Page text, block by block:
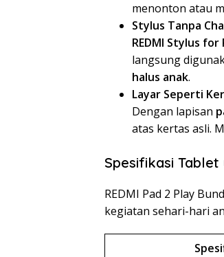
menonton atau
Stylus Tanpa
REDMI Stylus for
langsung
halus anak.
Layar Seperti
Dengan lapisan
atas kertas asli.
Spesifikasi
REDMI Pad 2 Play
kegiatan sehari-hari